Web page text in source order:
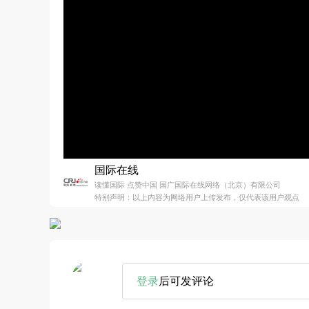
国际在线
读懂国际 点赞中国 国广国际在线网络（北京）有限公司
特别声明：以上内容为网络用户上传发布，仅代表该用户观点
登录后可发评论